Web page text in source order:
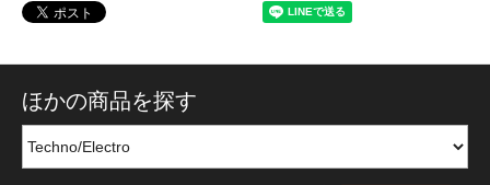
ほかの商品を探す